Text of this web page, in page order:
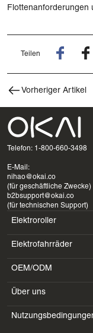
Flottenanforderungen
Teilen
Vorheriger Artikel
Telefon: 1-800-660-3498
E-Mail:
nihao@okai.co
(für geschäftliche Zwecke)
b2bsupport@okai.co
(für technischen Support)
Elektroroller
ES400A
ES410
ES600P
Elektrofahrräder
EB100B
EB300
EB100B V3
OEM/ODM
SV3
BV5
Über uns
Einführung